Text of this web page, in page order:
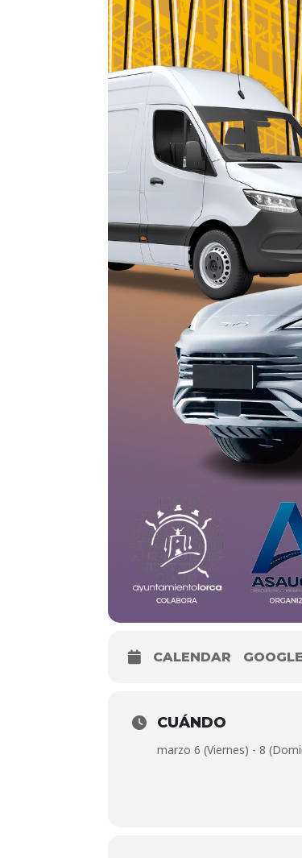
CALENDAR
CUÁNDO
marzo 6 (Viernes) - 8